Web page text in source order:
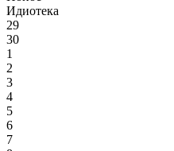
Идиотека
29
30
1
2
3
4
5
6
7